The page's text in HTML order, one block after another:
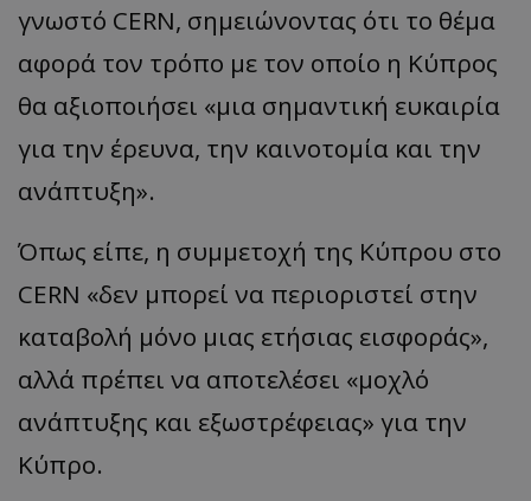
γνωστό CERN, σημειώνοντας ότι το θέμα
αφορά τον τρόπο με τον οποίο η Κύπρος
θα αξιοποιήσει «μια σημαντική ευκαιρία
για την έρευνα, την καινοτομία και την
ανάπτυξη».
Όπως είπε, η συμμετοχή της Κύπρου στο
CERN «δεν μπορεί να περιοριστεί στην
καταβολή μόνο μιας ετήσιας εισφοράς»,
αλλά πρέπει να αποτελέσει «μοχλό
ανάπτυξης και εξωστρέφειας» για την
Κύπρο.